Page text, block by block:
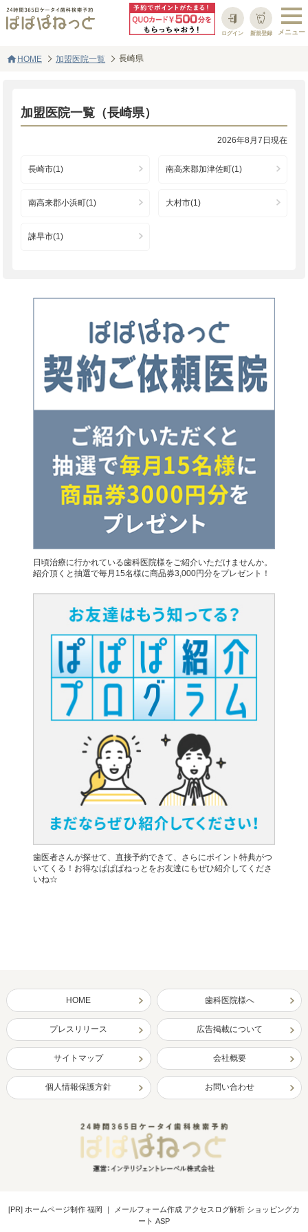
新規登録
ログイン
homeHOME 加盟医院一覧 長崎県
加盟医院一覧（長崎県）
2026年8月7日現在
長崎市(1) 南高来郡加津佐町(1)
南高来郡小浜町(1) 大村市(1)
諫早市(1)
日頃治療に行かれている歯科医院様をご紹介いただけませんか。
紹介頂くと抽選で毎月15名様に商品券3,000円分をプレゼント！
歯医者さんが探せて、直接予約できて、さらにポイント特典がつ
いてくる！お得なぱぱぱねっとをお友達にもぜひ紹介してくださ
いね☆
HOME 歯科医院様へ
プレスリリース 広告掲載について
サイトマップ 会社概要
個人情報保護方針 お問い合わせ
[PR] ホームページ制作 福岡 ｜
メールフォーム作成 アクセスログ解析 ショッピングカ
ート ASP